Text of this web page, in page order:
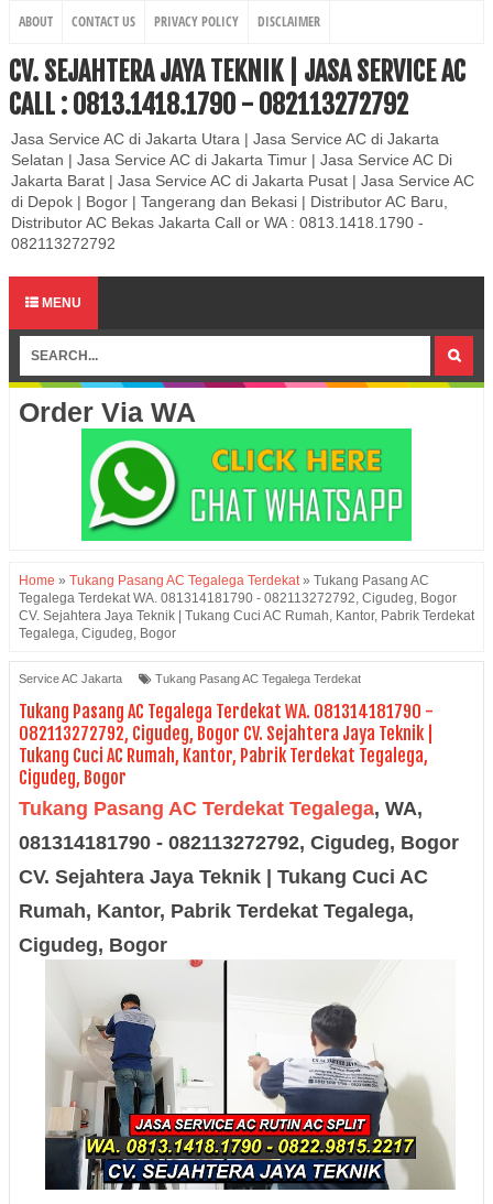
ABOUT CONTACT US PRIVACY POLICY DISCLAIMER
CV. SEJAHTERA JAYA TEKNIK | JASA SERVICE AC
CALL : 0813.1418.1790 - 082113272792
Jasa Service AC di Jakarta Utara | Jasa Service AC di Jakarta
Selatan | Jasa Service AC di Jakarta Timur | Jasa Service AC Di
Jakarta Barat | Jasa Service AC di Jakarta Pusat | Jasa Service AC
di Depok | Bogor | Tangerang dan Bekasi | Distributor AC Baru,
Distributor AC Bekas Jakarta Call or WA : 0813.1418.1790 -
082113272792
MENU
Order Via WA
Home » Tukang Pasang AC Tegalega Terdekat » Tukang Pasang AC
Tegalega Terdekat WA. 081314181790 - 082113272792, Cigudeg, Bogor
CV. Sejahtera Jaya Teknik | Tukang Cuci AC Rumah, Kantor, Pabrik Terdekat
Tegalega, Cigudeg, Bogor
Service AC Jakarta Tukang Pasang AC Tegalega Terdekat
Tukang Pasang AC Tegalega Terdekat WA. 081314181790 -
082113272792, Cigudeg, Bogor CV. Sejahtera Jaya Teknik |
Tukang Cuci AC Rumah, Kantor, Pabrik Terdekat Tegalega,
Cigudeg, Bogor
Tukang Pasang AC Terdekat Tegalega, WA,
081314181790 - 082113272792, Cigudeg, Bogor
CV. Sejahtera Jaya Teknik | Tukang Cuci AC
Rumah, Kantor, Pabrik Terdekat Tegalega,
Cigudeg, Bogor